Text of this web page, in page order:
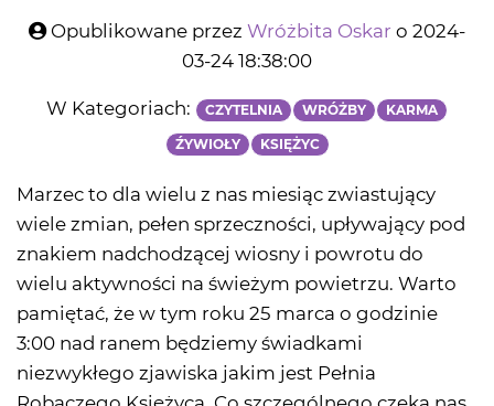
Opublikowane przez Wróżbita Oskar o 2024-
03-24 18:38:00
W Kategoriach: CZYTELNIA WRÓŻBY KARMA
ŹYWIOŁY KSIĘŻYC
Marzec to dla wielu z nas miesiąc zwiastujący
wiele zmian, pełen sprzeczności, upływający pod
znakiem nadchodzącej wiosny i powrotu do
wielu aktywności na świeżym powietrzu. Warto
pamiętać, że w tym roku 25 marca o godzinie
3:00 nad ranem będziemy świadkami
niezwykłego zjawiska jakim jest Pełnia